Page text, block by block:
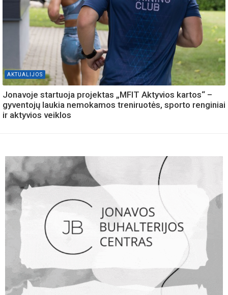
AKTUALIJOS
Jonavoje startuoja projektas „MFIT Aktyvios kartos“ –
gyventojų laukia nemokamos treniruotės, sporto renginiai
ir aktyvios veiklos